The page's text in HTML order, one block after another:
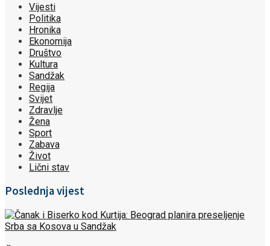
Vijesti
Politika
Hronika
Ekonomija
Društvo
Kultura
Sandžak
Regija
Svijet
Zdravlje
Žena
Sport
Zabava
Život
Lični stav
Poslednja vijest